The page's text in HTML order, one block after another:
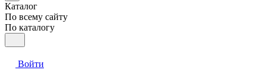
Каталог
По всему сайту
По каталогу
Войти